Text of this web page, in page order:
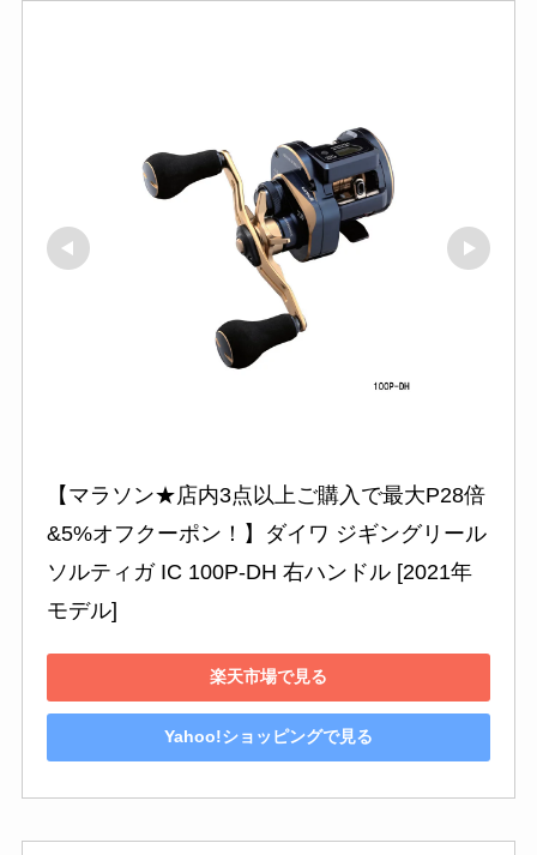
【マラソン★店内3点以上ご購入で最大P28倍
&5%オフクーポン！】ダイワ ジギングリール
ソルティガ IC 100P-DH 右ハンドル [2021年
モデル]
楽天市場で見る
Yahoo!ショッピングで見る